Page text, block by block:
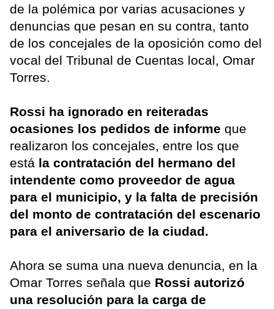
de la polémica por varias acusaciones y
denuncias que pesan en su contra, tanto
de los concejales de la oposición como del
vocal del Tribunal de Cuentas local, Omar
Torres.
Rossi ha ignorado en reiteradas
ocasiones los pedidos de informe que
realizaron los concejales, entre los que
está la contratación del hermano del
intendente como proveedor de agua
para el municipio, y la falta de precisión
del monto de contratación del escenario
para el aniversario de la ciudad.
Ahora se suma una nueva denuncia, en la
Omar Torres señala que Rossi autorizó
una resolución para la carga de